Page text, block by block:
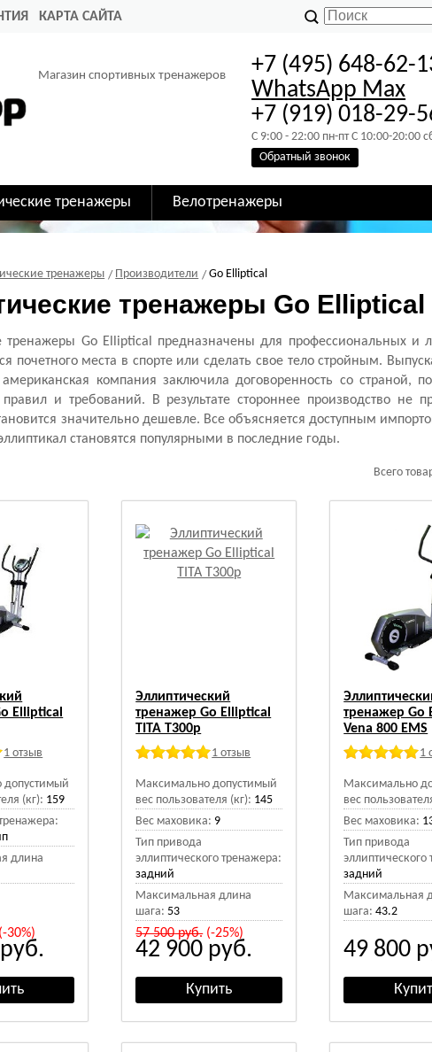
КАРТА САЙТА
Магазин спортивных тренажеров
+7 (495) 648-62-
WhatsApp Max
+7 (919) 018-29-
C 9:00 - 22:00 пн-пт C 10:00-20:00
Обратный звонок
тренажеры Велотренажеры
тренажеры Производители Go Elliptical
тренажеры Go Elliptical
тренажеры Go Elliptical предназначены для профессиональных и
почетного места в спорте или сделать свое тело стройным.
компания заключила договоренность со страной,
и требований. В результате стороннее производство не
значительно дешевле. Все объясняется доступным
становятся популярными в последние годы.
Всего
Elliptical
1 отзыв
(кг): 159
длина
30%)
руб.
Эллиптический
тренажер Go Elliptical
TITA T300p
1 отзыв
Максимально допустимый
вес пользователя (кг): 145
Вес маховика: 9
Тип привода
эллиптического тренажера:
задний
Максимальная длина
шага: 53
57 500руб.(-25%)
42 900 руб.
тренажер Go
Vena 800 EMS
1
Максимально
вес
Вес маховика:
Тип привода
эллиптического
задний
Максимальная
шага: 43.2
49 800